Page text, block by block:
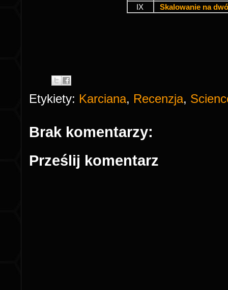
IX
Skalowanie na
Etykiety: Karciana, Recenzja,
Brak komentarzy:
Prześlij komentarz